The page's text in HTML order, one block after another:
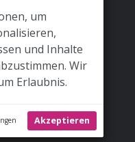
um
und Inhalte
Wir
Erlaubnis.
Akzeptieren
FAQ